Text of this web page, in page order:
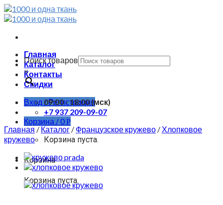
Skip
to
Главная
Каталог
Контакты
Скидки
Вход / Регистрация
Корзина /0Р
Корзина пуста.
Корзина
Корзина пуста.
Поиск товаров
×
09:00 - 18:00 (мск)
+7 937 209-09-07
Главная/Каталог / Французское кружево / Хлопковое
кружево